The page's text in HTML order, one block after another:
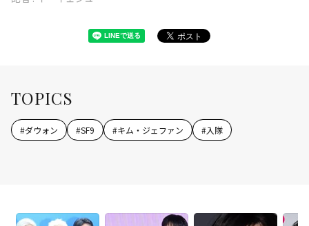
TOPICS
#ダウォン #SF9 #キム・ジェファン #入隊